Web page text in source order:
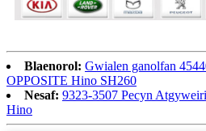
Blaenorol: Gwialen ganolfan
OPPOSITE Hino SH260
Nesaf: 9323-3507 Pecyn
Hino